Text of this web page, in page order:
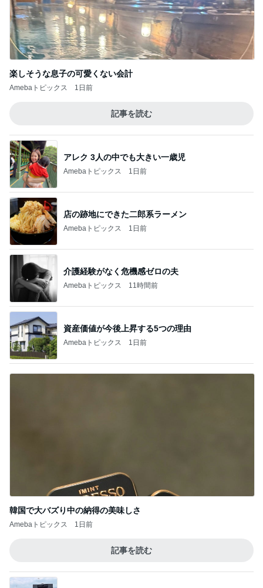
楽しそうな息子の可愛くない会計
Amebaトピックス 1日前
記事を読む
アレク 3人の中でも大きい一歳児
Amebaトピックス 1日前
店の跡地にできた二郎系ラーメン
Amebaトピックス 1日前
介護経験がなく危機感ゼロの夫
Amebaトピックス 11時間前
資産価値が今後上昇する5つの理由
Amebaトピックス 1日前
韓国で大バズり中の納得の美味しさ
Amebaトピックス 1日前
記事を読む